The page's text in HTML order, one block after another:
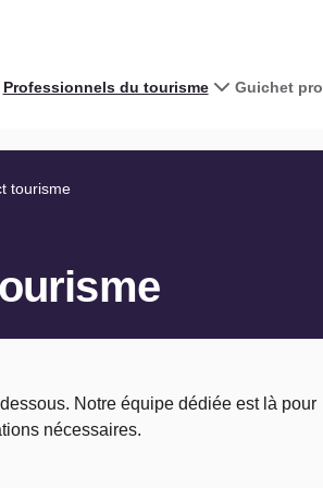
Professionnels du tourisme Guichet pro
tourisme
Notre équipe dédiée est là pour
nécessaires.